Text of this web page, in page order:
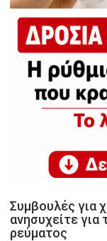
Συμβουλές για
ανησυχείτε
ρεύματος